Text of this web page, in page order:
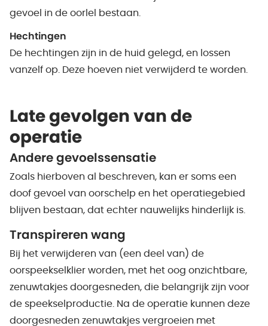
gevoel in de oorlel bestaan.
Hechtingen
De hechtingen zijn in de huid gelegd, en lossen
vanzelf op. Deze hoeven niet verwijderd te worden.
Late gevolgen van de
operatie
Andere gevoelssensatie
Zoals hierboven al beschreven, kan er soms een
doof gevoel van oorschelp en het operatiegebied
blijven bestaan, dat echter nauwelijks hinderlijk is.
Transpireren wang
Bij het verwijderen van (een deel van) de
oorspeekselklier worden, met het oog onzichtbare,
zenuwtakjes doorgesneden, die belangrijk zijn voor
de speekselproductie. Na de operatie kunnen deze
doorgesneden zenuwtakjes vergroeien met